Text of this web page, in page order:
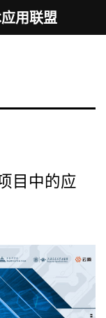
目中的应
用联盟